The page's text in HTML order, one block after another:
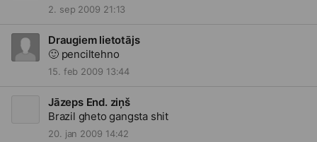
2. sep 2009 21:13
Draugiem lietotājs
🙂 penciltehno
15. feb 2009 13:44
Jāzeps End. ziņš
Brazil gheto gangsta shit
20. jan 2009 14:42